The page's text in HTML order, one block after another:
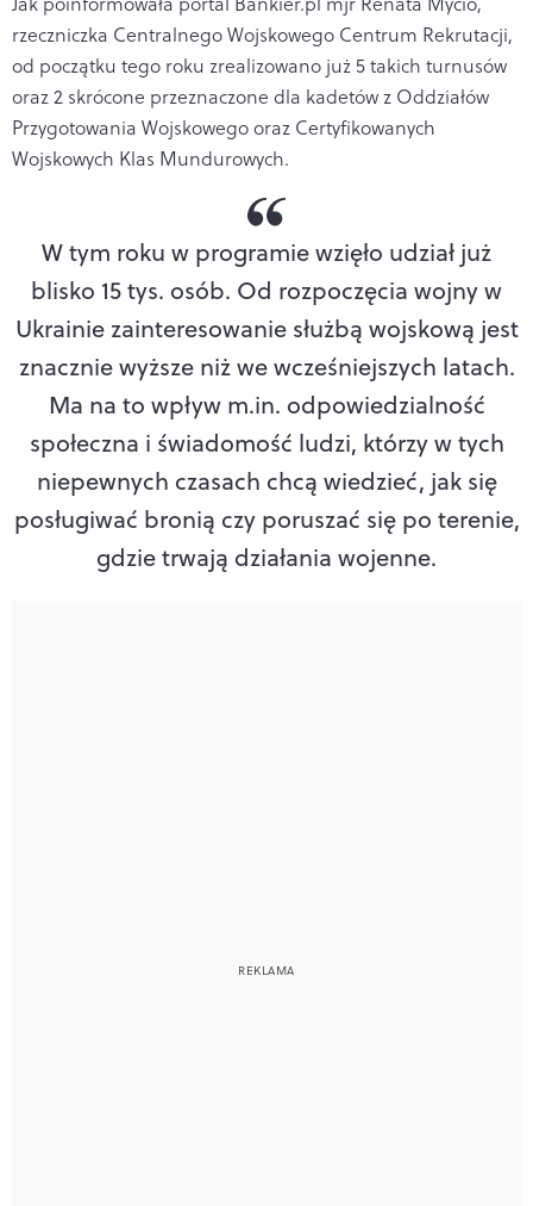
rzeczniczka Centralnego Wojskowego Centrum Rekrutacji,
od początku tego roku zrealizowano już 5 takich turnusów
oraz 2 skrócone przeznaczone dla kadetów z Oddziałów
Przygotowania Wojskowego oraz Certyfikowanych
Wojskowych Klas Mundurowych.
W tym roku w programie wzięło udział już
blisko 15 tys. osób. Od rozpoczęcia wojny w
Ukrainie zainteresowanie służbą wojskową jest
znacznie wyższe niż we wcześniejszych latach.
Ma na to wpływ m.in. odpowiedzialność
społeczna i świadomość ludzi, którzy w tych
niepewnych czasach chcą wiedzieć, jak się
posługiwać bronią czy poruszać się po terenie,
gdzie trwają działania wojenne.